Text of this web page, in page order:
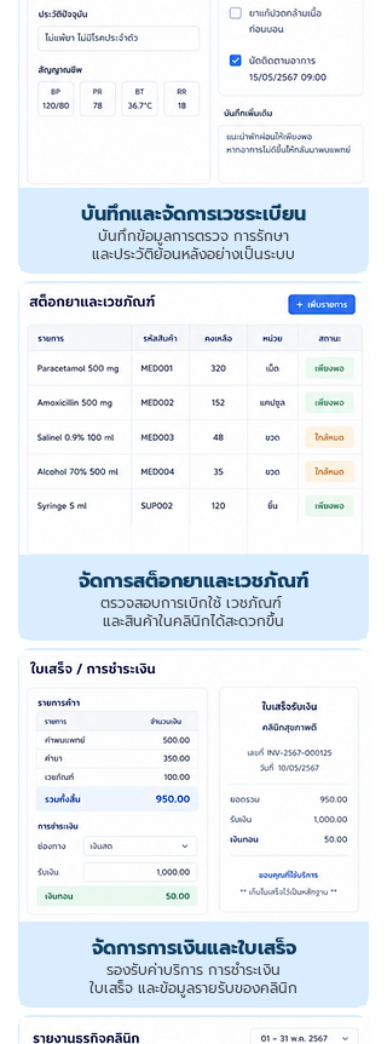
บันทึกและจัดการเวชระเบียน
บันทึกข้อมูลการตรวจ การรักษา
และประวัติย้อนหลังอย่างเป็นระบบ
จัดการสต็อกยาและเวชภัณฑ์
ตรวจสอบการเบิกใช้ เวชภัณฑ์
และสินค้าในคลินิกได้สะดวกขึ้น
จัดการการเงินและใบเสร็จ
รองรับค่าบริการ การชำระเงิน
ใบเสร็จ และข้อมูลรายรับของคลินิก